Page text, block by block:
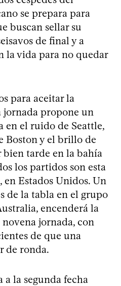
se prepara para
buscan sellar su
de final y a
la vida para no quedar
para aceitar la
propone un
en el ruido de Seattle,
Boston y el brillo de
tarde en la bahía
los partidos son esta
Estados Unidos. Un
de la tabla en el grupo
encenderá la
jornada, con
de que una
de ronda.
la segunda fecha